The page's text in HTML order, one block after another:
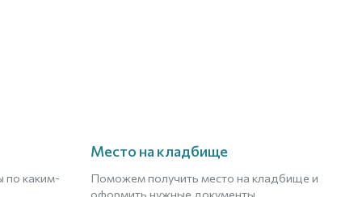
по каким-
Место на кладбище
Поможем получить место на кладбище и
оформить нужные документы